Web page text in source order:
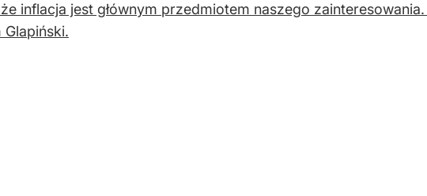
inflacja jest głównym przedmiotem naszego
Glapiński.